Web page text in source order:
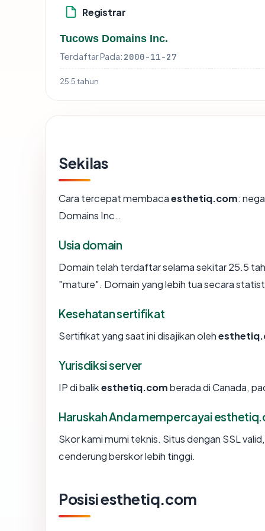
Registrar
Tucows Domains Inc.
Terdaftar Pada: 2000-11-27
25.5 tahun
Sekilas
Cara tercepat membacaesthetiq.com:
Domains Inc..
Usia domain
Domain telah terdaftar selama sekitar 25.5
"mature". Domain yang lebih tua secara
Kesehatan sertifikat
Sertifikat yang saat ini disajikan oleh
Yurisdiksi server
IP di balikesthetiq.comberada di Canada,
Haruskah Anda mempercayai
Skor kami murni teknis. Situs dengan SSL
cenderung berskor lebih tinggi.
Posisi esthetiq.com